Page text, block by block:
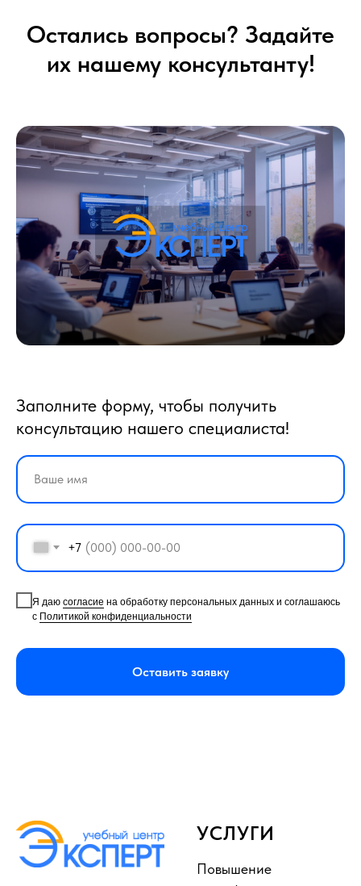
Остались вопросы? Задайте
их нашему консультанту!
Заполните форму, чтобы получить
консультацию нашего специалиста!
+7
Я даю согласие на обработку персональных данных и соглашаюсь
с Политикой конфиденциальности
Оставить заявку
УСЛУГИ
Повышение